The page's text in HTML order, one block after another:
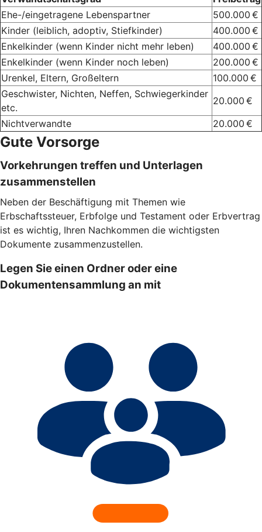
Ehe-/eingetragene Lebenspartner
500.000 €
Kinder (leiblich, adoptiv, Stiefkinder)
400.000 €
Enkelkinder (wenn Kinder nicht mehr leben)
400.000 €
Enkelkinder (wenn Kinder noch leben)
200.000 €
Urenkel, Eltern, Großeltern
100.000 €
Geschwister, Nichten, Neffen, Schwiegerkinder
etc.
20.000 €
Nichtverwandte
20.000 €
Gute Vorsorge
Vorkehrungen treffen und Unterlagen
zusammenstellen
Neben der Beschäftigung mit Themen wie
Erbschaftssteuer, Erbfolge und Testament oder Erbvertrag
ist es wichtig, Ihren Nachkommen die wichtigsten
Dokumente zusammenzustellen.
Legen Sie einen Ordner oder eine
Dokumentensammlung an mit